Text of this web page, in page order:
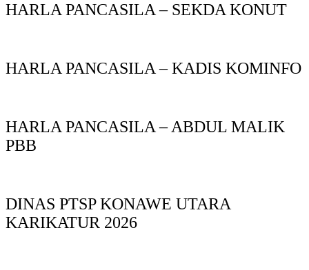
HARLA PANCASILA – SEKDA KONUT
HARLA PANCASILA – KADIS KOMINFO
HARLA PANCASILA – ABDUL MALIK
PBB
DINAS PTSP KONAWE UTARA
KARIKATUR 2026